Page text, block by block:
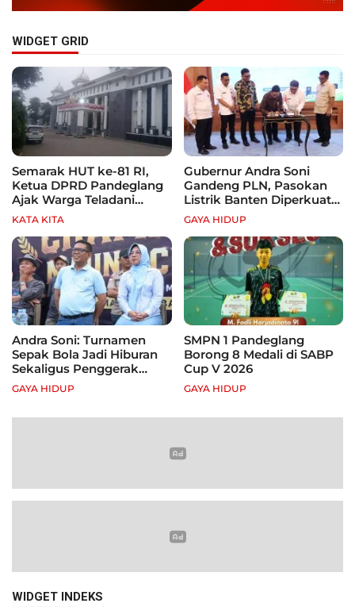
WIDGET GRID
Semarak HUT ke-81 RI,
Ketua DPRD Pandeglang
Ajak Warga Teladani
Semangat Para Pahlawan
KATA KITA
Gubernur Andra Soni
Gandeng PLN, Pasokan
Listrik Banten Diperkuat
demi Genjot Investasi
GAYA HIDUP
Andra Soni: Turnamen
Sepak Bola Jadi Hiburan
Sekaligus Penggerak
Ekonomi Rakyat
GAYA HIDUP
SMPN 1 Pandeglang
Borong 8 Medali di SABP
Cup V 2026
GAYA HIDUP
WIDGET INDEKS